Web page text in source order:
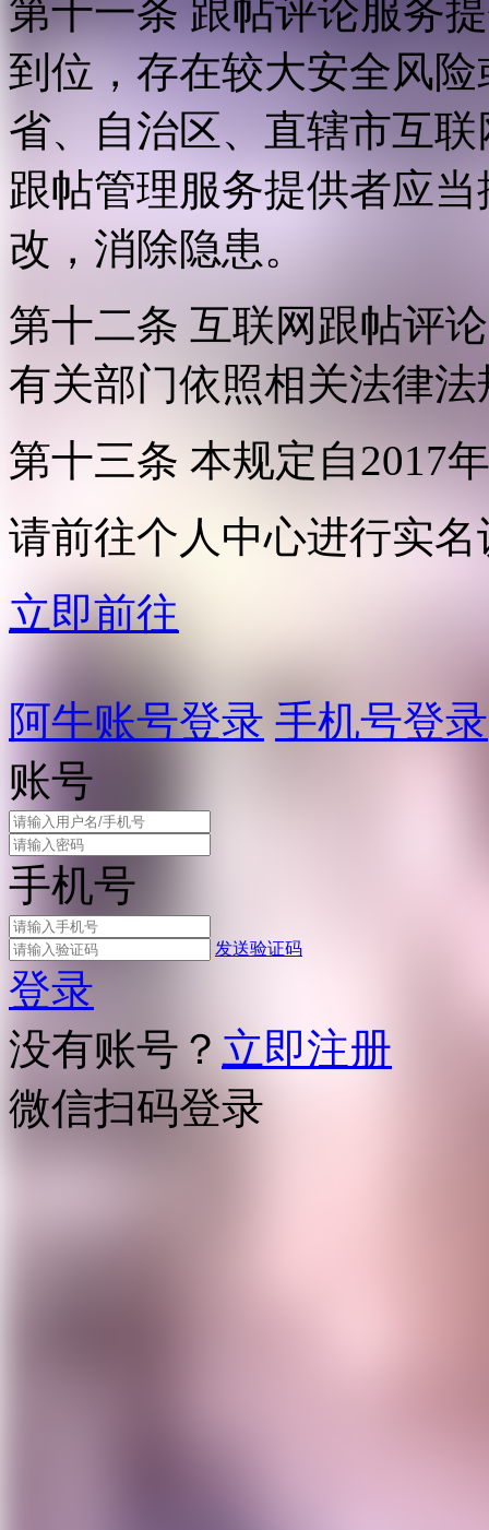
第十一条 跟帖评论服务
到位，存在较大安全风
省、自治区、直辖市互
跟帖管理服务提供者应
改，消除隐患。
第十二条 互联网跟帖评
有关部门依照相关法律
第十三条 本规定自2017
请前往个人中心进行实名
立即前往
阿牛账号登录 手机号登录
账号
手机号
发送验证码
登录
没有账号？ 立即注册
微信扫码登录